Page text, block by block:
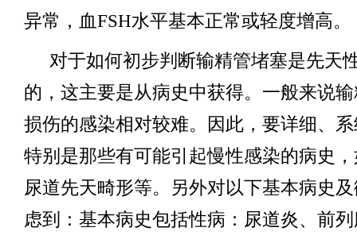
异常，血FSH水平基本正常或轻度增高。
对于如何初步判断输精管堵塞是先天
的，这主要是从病史中获得。一般来说
损伤的感染相对较难。因此，要详细、
特别是那些有可能引起慢性感染的病史
尿道先天畸形等。另外对以下基本病史
虑到：基本病史包括性病：尿道炎、前